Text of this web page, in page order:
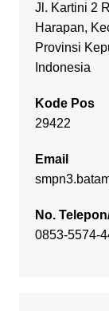
Jl. Kartini 2
Harapan,
Provinsi
Indonesia
Kode Pos
29422
Email
No.
0853-5574-